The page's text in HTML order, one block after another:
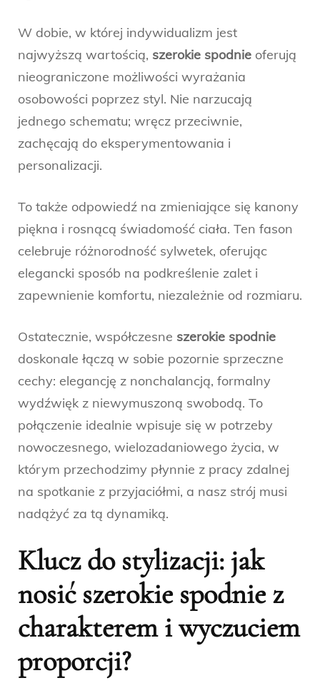
W dobie, w której indywidualizm jest
najwyższą wartością, szerokie spodnie oferują
nieograniczone możliwości wyrażania
osobowości poprzez styl. Nie narzucają
jednego schematu; wręcz przeciwnie,
zachęcają do eksperymentowania i
personalizacji.
To także odpowiedź na zmieniające się kanony
piękna i rosnącą świadomość ciała. Ten fason
celebruje różnorodność sylwetek, oferując
elegancki sposób na podkreślenie zalet i
zapewnienie komfortu, niezależnie od rozmiaru.
Ostatecznie, współczesne szerokie spodnie
doskonale łączą w sobie pozornie sprzeczne
cechy: elegancję z nonchalancją, formalny
wydźwięk z niewymuszoną swobodą. To
połączenie idealnie wpisuje się w potrzeby
nowoczesnego, wielozadaniowego życia, w
którym przechodzimy płynnie z pracy zdalnej
na spotkanie z przyjaciółmi, a nasz strój musi
nadążyć za tą dynamiką.
Klucz do stylizacji: jak
nosić szerokie spodnie z
charakterem i wyczuciem
proporcji?